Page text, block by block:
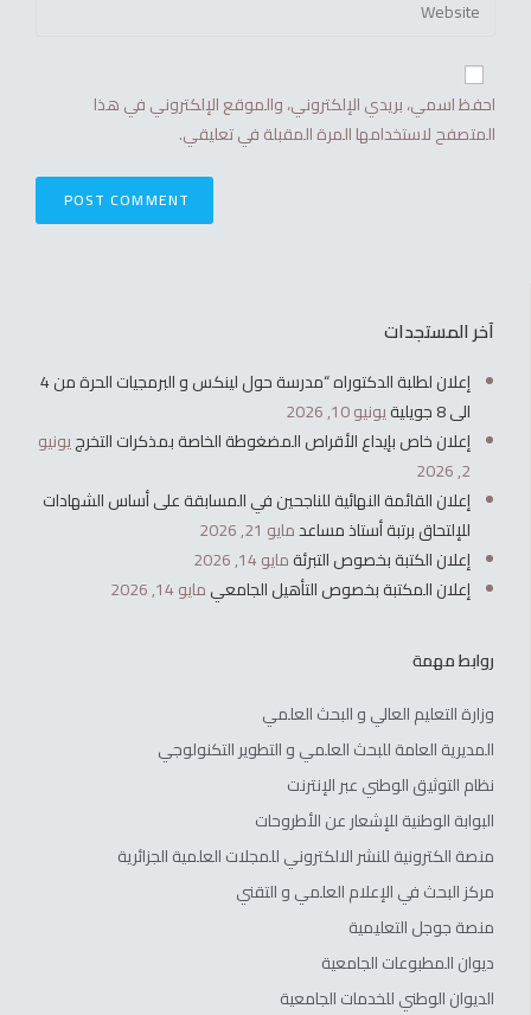
احفظ اسمي، بريدي الإلكتروني، والموقع الإلكتروني في هذا
المتصفح لاستخدامها المرة المقبلة في تعليقي.
آخر المستجدات
إعلان لطلبة الدكتوراه “مدرسة حول لينكس و البرمجيات الحرة من 4
الى 8 جويلية
يونيو 10, 2026
إعلان خاص بإيداع الأقراص المضغوطة الخاصة بمذكرات التخرجيونيو
2, 2026
إعلان القائمة النهائية للناجحين في المسابقة على أساس الشهادات
للإلتحاق برتبة أستاذ مساعدمايو 21, 2026
إعلان الكتبة بخصوص التبرئةمايو 14, 2026
إعلان المكتبة بخصوص التأهيل الجامعيمايو 14, 2026
روابط مهمة
وزارة التعليم العالي و البحث العلمي
المديرية العامة للبحث العلمي و التطوير التكنولوجي
نظام التوثيق الوطني عبر الإنترنت
البوابة الوطنية للإشعار عن الأطروحات
منصة الكترونية للنشر الالكتروني للمجلات العلمية الجزائرية
مركز البحث في الإعلام العلمي و التقني
منصة جوجل التعليمية
ديوان المطبوعات الجامعية
الديوان الوطني للخدمات الجامعية